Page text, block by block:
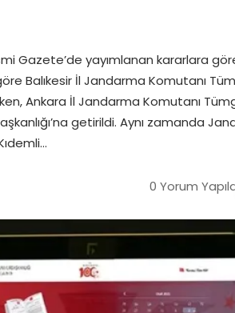
Gazete’de yayımlanan kararlara
Balıkesir İl Jandarma Komutanı
Ankara İl Jandarma Komutanı
getirildi. Aynı zamanda
0 Yorum